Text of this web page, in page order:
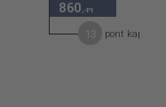
860 ,-Ft
pont kapható